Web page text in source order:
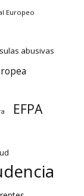
Europeo
abusivas
EFPA